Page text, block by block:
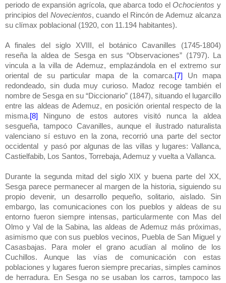
periodo de expansión agrícola, que abarca todo elOchocientos y
principios del Novecientos, cuando el Rincón de Ademuz alcanza
su clímax poblacional (1920, con 11.194 habitantes).
A finales del siglo XVIII, el botánico Cavanilles (1745-1804)
reseña la aldea de Sesga en sus “Observaciones” (1797). La
vincula a la villa de Ademuz, emplazándola en el extremo sur
oriental de su particular mapa de la comarca.[7]
Un mapa
redondeado, sin duda muy curioso. Madoz recoge también el
nombre de Sesga en su “Diccionario” (1847), situando el lugarcillo
entre las aldeas de Ademuz, en posición oriental respecto de la
misma.[8]
Ninguno de estos autores visitó nunca la aldea
sesgueña, tampoco Cavanilles, aunque el ilustrado naturalista
valenciano sí estuvo en la zona, recorrió una parte del sector
occidental
y pasó por algunas de las villas y lugares: Vallanca,
Castielfabib, Los Santos, Torrebaja, Ademuz y vuelta a Vallanca.
Durante la segunda mitad del siglo XIX y buena parte del XX,
Sesga parece permanecer al margen de la historia, siguiendo su
propio devenir, un desarrollo pequeño, solitario, aislado. Sin
embargo, las comunicaciones con los pueblos y aldeas de su
entorno fueron siempre intensas, particularmente con Mas del
Olmo y Val de la Sabina, las aldeas de Ademuz más próximas,
asimismo que con sus pueblos vecinos, Puebla de San Miguel y
Casasbajas. Para moler el grano acudían al molino de los
Cuchillos. Aunque las vías de comunicación con estas
poblaciones y lugares fueron siempre precarias, simples caminos
de herradura. En Sesga no se usaban los carros, tampoco las